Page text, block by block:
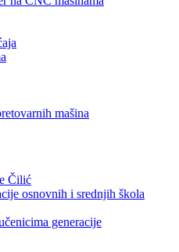
mašina
Čilić
osnovnih i srednjih škola
generacije